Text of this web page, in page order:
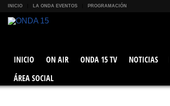
INICIO LA ONDA EVENTOS PROGRAMACIÓN
INICIO ON AIR ONDA 15 TV NOTICIAS
ÁREA SOCIAL